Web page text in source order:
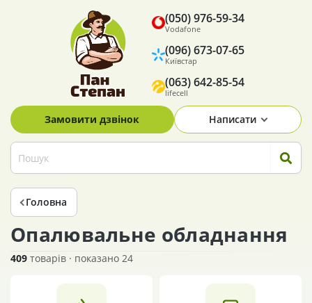
Vodafone
(050) 976-59-34
Київстар
(096) 673-07-65
lifecell
(063) 642-85-54
Замовити дзвінок Написати
Головна
Опалювальне обладнання
409 товарів · показано 24